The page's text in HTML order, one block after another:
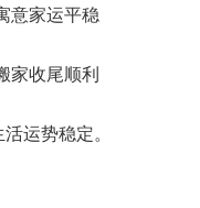
意家运平稳
家收尾顺利
运势稳定。